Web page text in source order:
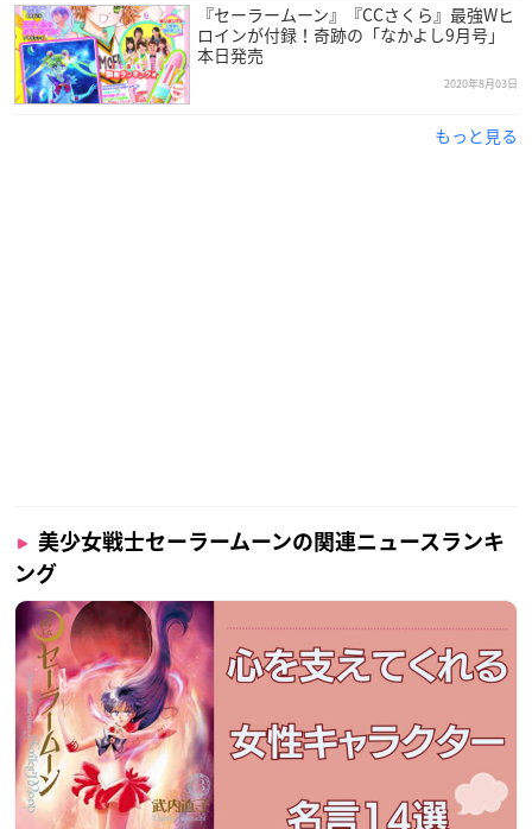
『セーラームーン』『CCさくら』最強Wヒ
ロインが付録！奇跡の「なかよし9月号」
本日発売
2020年8月03日
もっと見る
美少女戦士セーラームーンの関連ニュースランキ
ング